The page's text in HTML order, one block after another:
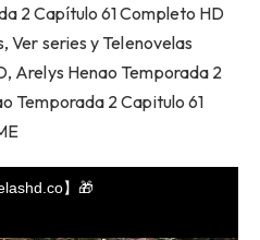
2 Capítulo 61 Completo HD
Ver series y Telenovelas
Arelys Henao Temporada 2
Temporada 2 Capitulo 61